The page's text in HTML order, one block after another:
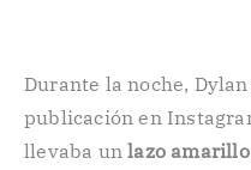
Durante la noche,
publicación en
llevaba unlazo